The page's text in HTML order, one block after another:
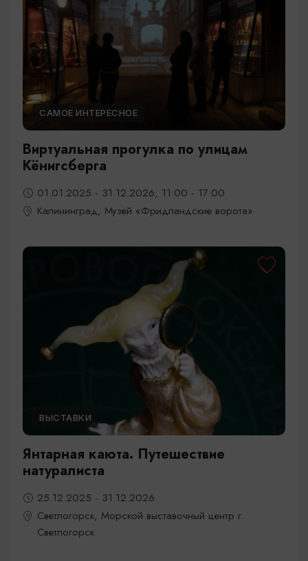
САМОЕ ИНТЕРЕСНОЕ
Виртуальная прогулка по улицам
Кёнигсберга
01.01.2025 - 31.12.2026, 11:00 - 17:00
Калининград, Музей «Фридландские ворота»
ВЫСТАВКИ
Янтарная каюта. Путешествие
натуралиста
25.12.2025 - 31.12.2026
Светлогорск, Морской выставочный центр г.
Светлогорск